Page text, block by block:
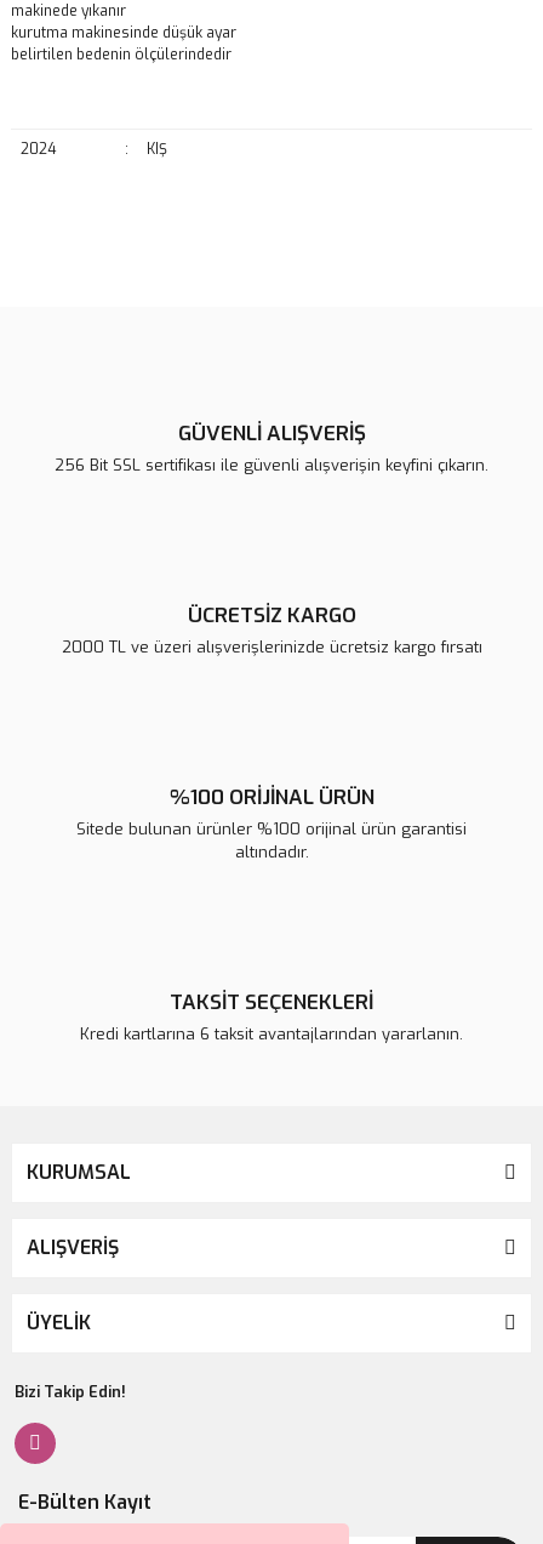
makinede yıkanır
kurutma makinesinde düşük ayar
belirtilen bedenin ölçülerindedir
2024 : KIŞ
Ürün açıklamasında eksik bilgiler bulunuyor.
GÜVENLİ ALIŞVERİŞ
256 Bit SSL sertifikası ile güvenli alışverişin keyfini çıkarın.
ÜCRETSİZ KARGO
2000 TL ve üzeri alışverişlerinizde ücretsiz kargo fırsatı
%100 ORİJİNAL ÜRÜN
Sitede bulunan ürünler %100 orijinal ürün garantisi
altındadır.
TAKSİT SEÇENEKLERİ
Kredi kartlarına 6 taksit avantajlarından yararlanın.
KURUMSAL
ALIŞVERİŞ
ÜYELİK
Bizi Takip Edin!
E-Bülten Kayıt